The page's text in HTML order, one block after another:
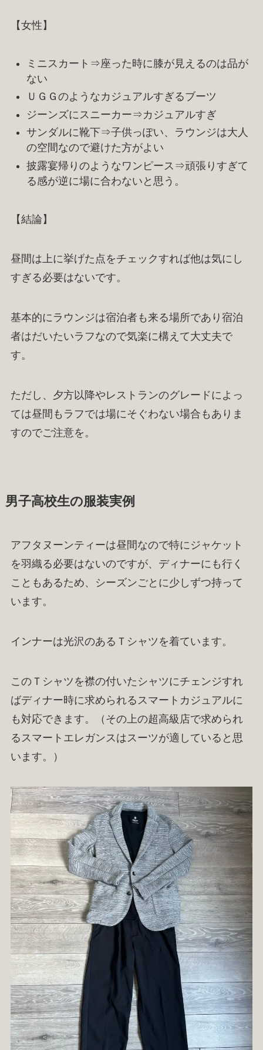
【女性】
ミニスカート⇒座った時に膝が見えるのは品が
ない
ＵＧＧのようなカジュアルすぎるブーツ
ジーンズにスニーカー⇒カジュアルすぎ
サンダルに靴下⇒子供っぽい、ラウンジは大人
の空間なので避けた方がよい
披露宴帰りのようなワンピース⇒頑張りすぎて
る感が逆に場に合わないと思う。
【結論】
昼間は上に挙げた点をチェックすれば他は気にし
すぎる必要はないです。
基本的にラウンジは宿泊者も来る場所であり宿泊
者はだいたいラフなので気楽に構えて大丈夫で
す。
ただし、夕方以降やレストランのグレードによっ
ては昼間もラフでは場にそぐわない場合もありま
すのでご注意を。
男子高校生の服装実例
アフタヌーンティーは昼間なので特にジャケット
を羽織る必要はないのですが、ディナーにも行く
こともあるため、シーズンごとに少しずつ持って
います。
インナーは光沢のあるＴシャツを着ています。
このＴシャツを襟の付いたシャツにチェンジすれ
ばディナー時に求められるスマートカジュアルに
も対応できます。（その上の超高級店で求められ
るスマートエレガンスはスーツが適していると思
います。）